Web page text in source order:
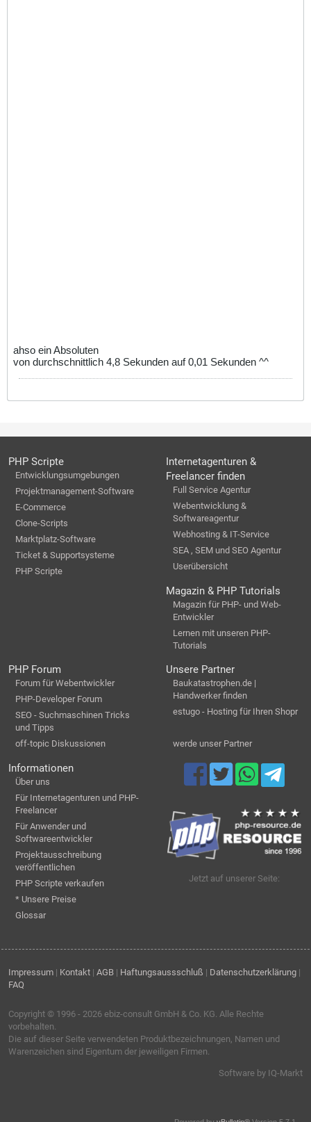
ahso ein Absoluten
von durchschnittlich 4,8 Sekunden auf 0,01 Sekunden ^^
PHP Scripte
Entwicklungsumgebungen
Projektmanagement-Software
E-Commerce
Clone-Scripts
Marktplatz-Software
Ticket & Supportsysteme
PHP Scripte
Internetagenturen &
Freelancer finden
Full Service Agentur
Webentwicklung &
Softwareagentur
Webhosting & IT-Service
SEA , SEM und SEO Agentur
Userübersicht
Magazin & PHP Tutorials
Magazin für PHP- und Web-
Entwickler
Lernen mit unseren PHP-
Tutorials
PHP Forum
Forum für Webentwickler
PHP-Developer Forum
SEO - Suchmaschinen Tricks
und Tipps
off-topic Diskussionen
Unsere Partner
Baukatastrophen.de |
Handwerker finden
estugo - Hosting für Ihren Shopr
werde unser Partner
Informationen
Über uns
Für Internetagenturen und PHP-
Freelancer
Für Anwender und
Softwareentwickler
Projektausschreibung
veröffentlichen
PHP Scripte verkaufen
* Unsere Preise
Glossar
Jetzt auf unserer Seite:
Impressum | Kontakt | AGB | Haftungsaussschluß | Datenschutzerklärung |
FAQ
Copyright © 1996 - 2026 ebiz-consult GmbH & Co. KG. Alle Rechte
vorbehalten.
Die auf dieser Seite verwendeten Produktbezeichnungen, Namen und
Warenzeichen sind Eigentum der jeweiligen Firmen.
Software by IQ-Markt